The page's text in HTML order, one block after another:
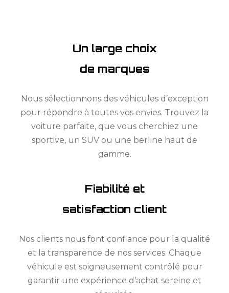
Un large choix
de marques
Nous sélectionnons des véhicules d’exception
pour répondre à toutes vos envies. Trouvez la
voiture parfaite, que vous cherchiez une
sportive, un SUV ou une berline haut de
gamme.
Fiabilité et
satisfaction client
Nos clients nous font confiance pour la qualité
et la transparence de nos services. Chaque
véhicule est soigneusement contrôlé pour
garantir une expérience d’achat sereine et